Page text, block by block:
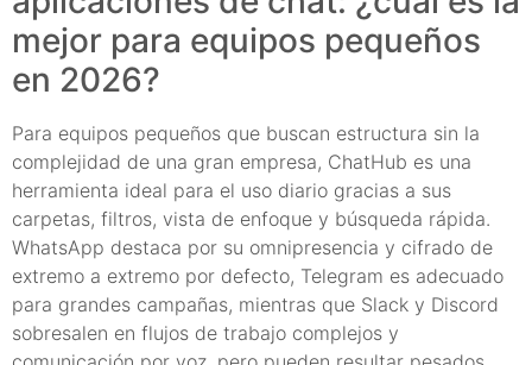
mejor para equipos pequeños
en 2026?
Para equipos pequeños que buscan estructura sin la
complejidad de una gran empresa, ChatHub es una
herramienta ideal para el uso diario gracias a sus
carpetas, filtros, vista de enfoque y búsqueda rápida.
WhatsApp destaca por su omnipresencia y cifrado de
extremo a extremo por defecto, Telegram es adecuado
para grandes campañas, mientras que Slack y Discord
sobresalen en flujos de trabajo complejos y